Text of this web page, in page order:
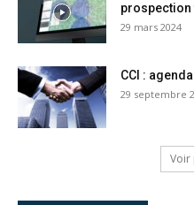
prospection
29 mars 2024
CCI :
29 septembre
Voir